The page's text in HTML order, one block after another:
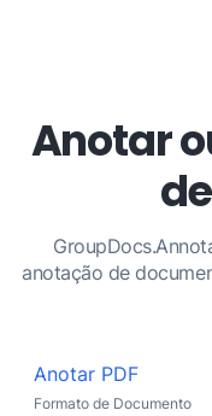
Anotar
anotação de
Anotar PDF
Formato de Documento